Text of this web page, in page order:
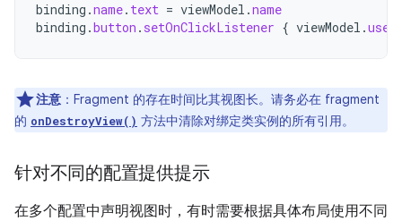
binding .name. text = viewModel .name
binding .button . setOnClickListener { viewModel .
注意 ：Fragment 的存在时间比其视图长。请务必在 fragment
的 onDestroyView() 方法中清除对绑定类实例的所有引用。
针对不同的配置提供提示
在多个配置中声明视图时，有时需要根据具体布局使用不同